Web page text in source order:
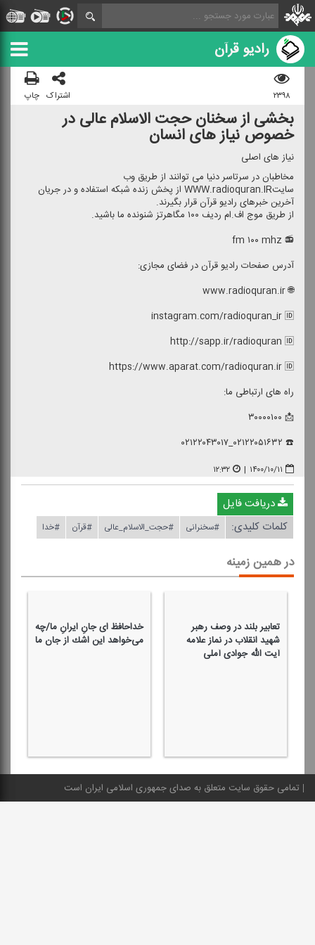
رادیو قرآن
۲۳۹۸ اشتراک چاپ
بخشی از سخنان حجت الاسلام عالی در
خصوص نیاز های انسان
نیاز های اصلی
مخاطبان در سرتاسر دنیا می توانند از طریق وب
سایتWWW.radioquran.IR از پخش زنده شبكه استفاده و در جریان
آخرین خبرهای رادیو قرآن قرار بگیرند.
از طریق موج اف.ام ردیف ۱۰۰ مگاهرتز شنونده ما باشید.
📻 fm ۱۰۰ mhz
آدرس صفحات رادیو قرآن در فضای مجازی:
🌐 www.radioquran.ir
instagram.com/radioquran_ir 🆔
http://sapp.ir/radioquran 🆔
https://www.aparat.com/radioquran.ir 🆔
راه های ارتباطی ما:
📩 ۳۰۰۰۰۱۰۰
☎️ ۰۲۱۲۲۰۵۱۶۳۲_۰۲۱۲۲۰۴۳۰۱۷
۱۴۰۰/۱۰/۱۱ | ۱۲:۳۲
دریافت فایل
کلمات کلیدی:
#سخنرانی #حجت_الاسلام_عالی #قرآن #خدا
در همین زمینه
تعابیر بلند در وصف رهبر
شهید انقلاب در نماز علامه
آیت الله جوادی آملی
خداحافظ ای جانِ ایرانِ ما/چه
می‌خواهد این اشك از جان ما
تمامی حقوق سایت متعلق به صدای جمهوری اسلامی ایران است